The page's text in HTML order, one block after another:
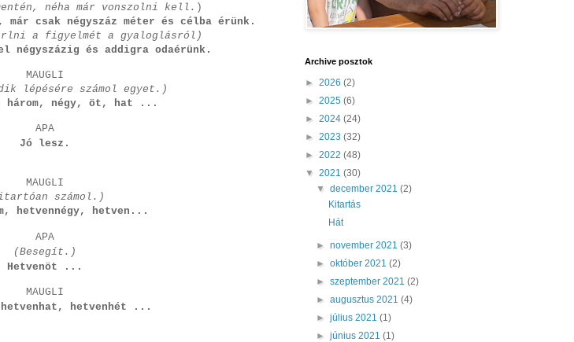
néha már vonszolni kell. )
csak négyszáz méter és célba érünk.
a figyelmét a gyaloglásról)
négyszázig és addigra odaérünk.
MAUGLI
lépésére számol egyet.)
három, négy, öt, hat ...
APA
Jó lesz.
MAUGLI
számol.)
hetvennégy, hetven...
APA
(Besegít.)
Hetvenöt ...
MAUGLI
hetvenhét ...
Archive posztok
► 2026 (2)
► 2025 (6)
► 2024 (24)
► 2023 (32)
► 2022 (48)
▼ 2021 (30)
▼december 2021(2)
Kitartás
Hát
►november 2021(3)
►október 2021(2)
►szeptember 2021(2)
►augusztus 2021(4)
►július 2021(1)
►június 2021(1)